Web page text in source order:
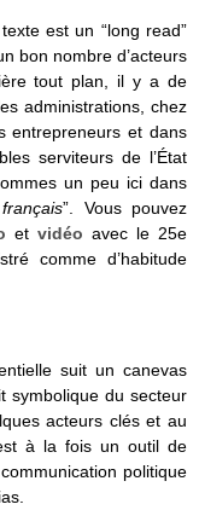
est un “long read”
bon nombre d’acteurs
tout plan, il y a de
administrations, chez
entrepreneurs et dans
serviteurs de l’État
un peu ici dans
”. Vous pouvez
et vidéo avec le 25e
comme d’habitude
suit un canevas
symbolique du secteur
acteurs clés et au
à la fois un outil de
politique